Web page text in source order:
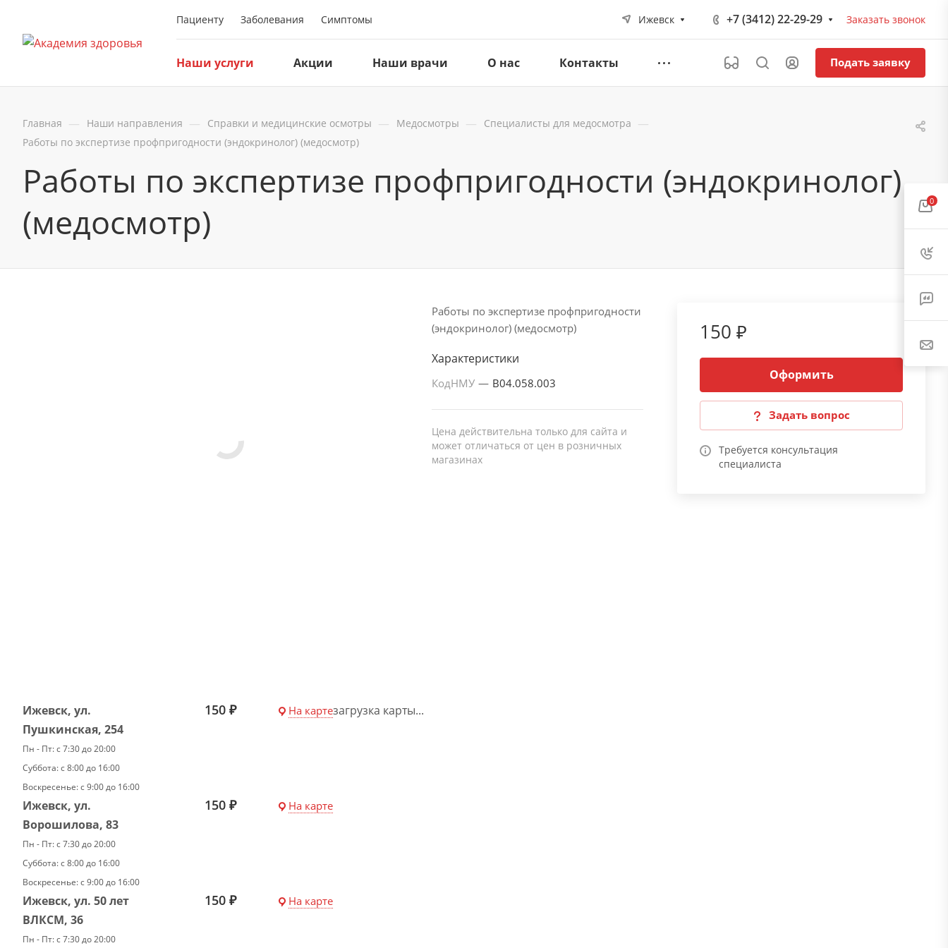
Пациенту Заболевания Симптомы Ижевск +7 (3412) 22-29-29 Заказать звонок
Наши услуги Акции Наши врачи О нас Контакты Подать заявку
Главная — Наши направления — Справки и медицинские осмотры — Медосмотры — Специалисты для медосмотра —
Работы по экспертизе профпригодности (эндокринолог) (медосмотр)
Работы по экспертизе профпригодности (эндокринолог)
(медосмотр)
150 ₽
Оформить
Задать вопрос
Требуется консультация
специалиста
Работы по экспертизе профпригодности
(эндокринолог) (медосмотр)
Характеристики
КодНМУ — B04.058.003
Цена действительна только для сайта и
может отличаться от цен в розничных
магазинах
Ижевск, ул.
Пушкинская, 254
Пн - Пт: с 7:30 до 20:00
Суббота: с 8:00 до 16:00
Воскресенье: с 9:00 до 16:00
150 ₽ На карте
Ижевск, ул.
Ворошилова, 83
Пн - Пт: с 7:30 до 20:00
Суббота: с 8:00 до 16:00
Воскресенье: с 9:00 до 16:00
150 ₽ На карте
Ижевск, ул. 50 лет
ВЛКСМ, 36
Пн - Пт: с 7:30 до 20:00
150 ₽ На карте
загрузка карты...
0